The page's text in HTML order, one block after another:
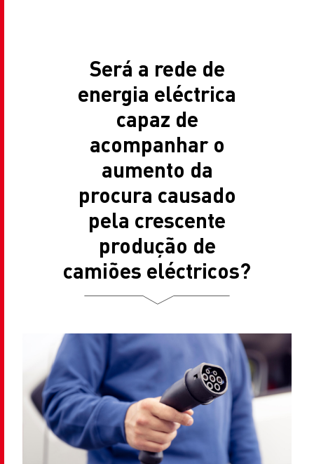
Será a rede de
energia eléctrica
capaz de
acompanhar o
aumento da
procura causado
pela crescente
produção de
camiões eléctricos?